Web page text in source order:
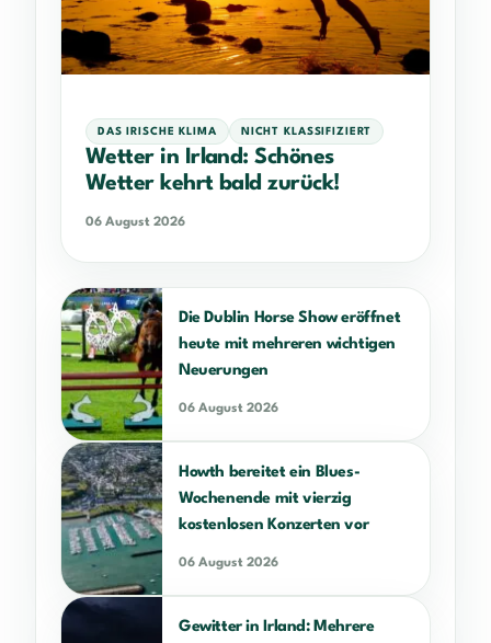
DAS IRISCHE KLIMA NICHT KLASSIFIZIERT
Wetter in Irland: Schönes
Wetter kehrt bald zurück!
06 August 2026
Die Dublin Horse Show eröffnet
heute mit mehreren wichtigen
Neuerungen
06 August 2026
Howth bereitet ein Blues-
Wochenende mit vierzig
kostenlosen Konzerten vor
06 August 2026
Gewitter in Irland: Mehrere